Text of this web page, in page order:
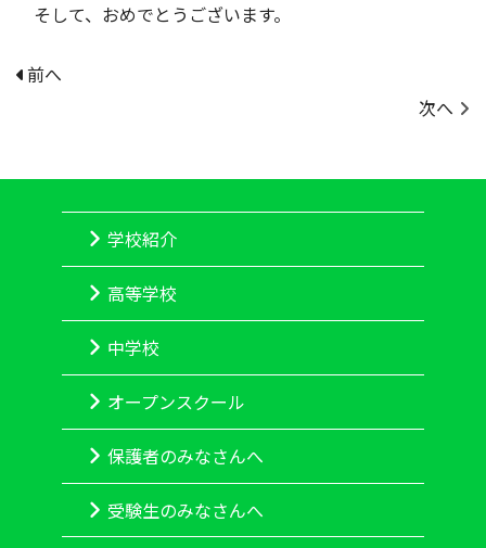
そして、おめでとうございます。
前へ
次へ
学校紹介
高等学校
中学校
オープンスクール
保護者のみなさんへ
受験生のみなさんへ